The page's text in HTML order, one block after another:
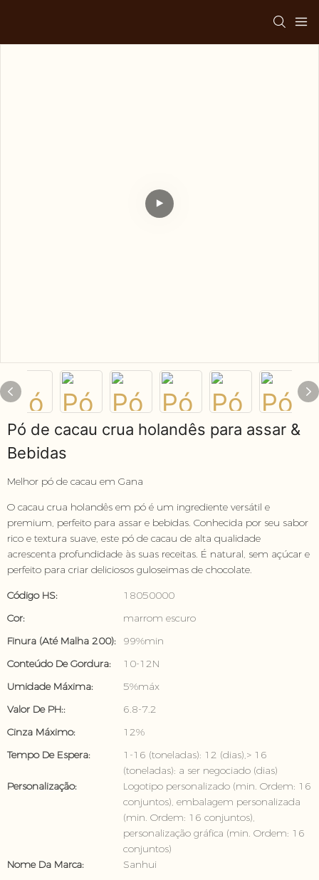
Pó de cacau crua holandês para assar &
Bebidas
Melhor pó de cacau em Gana
O cacau crua holandês em pó é um ingrediente versátil e
premium, perfeito para assar e bebidas. Conhecida por seu sabor
rico e textura suave, este pó de cacau de alta qualidade
acrescenta profundidade às suas receitas. É natural, sem açúcar e
perfeito para criar deliciosos guloseimas de chocolate.
Código HS:
18050000
Cor:
marrom escuro
Finura (até Malha 200):
99%min
Conteúdo De Gordura:
10-12N
Umidade Máxima:
5%máx
Valor De PH::
6.8-7.2
Cinza Máximo:
12%
Tempo De Espera:
1-16 (toneladas): 12 (dias),> 16
(toneladas): a ser negociado (dias)
Personalização:
Logotipo personalizado (min. Ordem: 16
conjuntos), embalagem personalizada
(min. Ordem: 16 conjuntos),
personalização gráfica (min. Ordem: 16
conjuntos)
Nome Da Marca:
Sanhui